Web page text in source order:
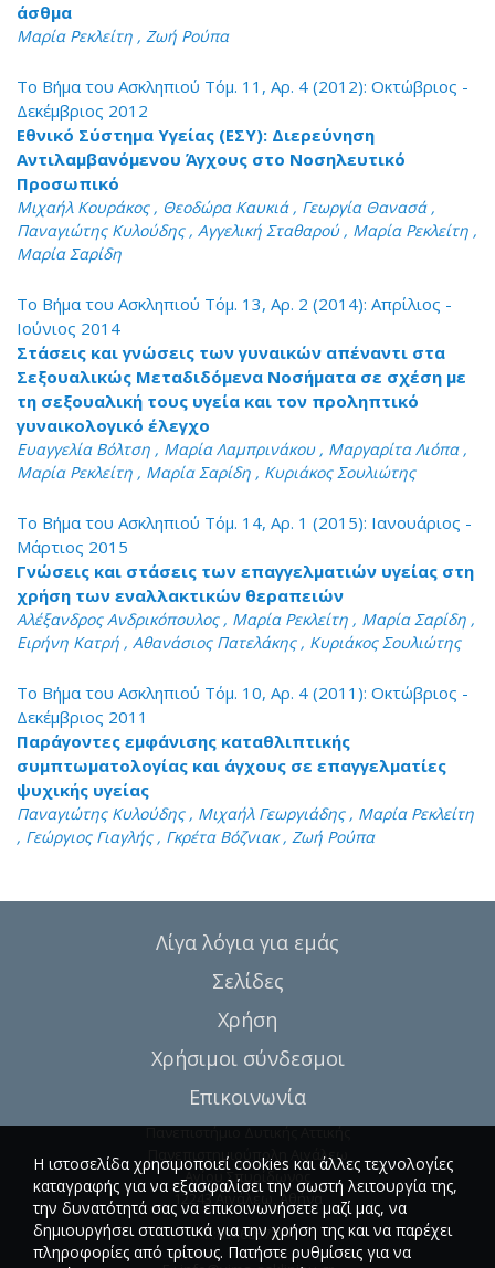
άσθμα
Μαρία Ρεκλείτη , Ζωή Ρούπα
Το Βήμα του Ασκληπιού Τόμ. 11, Αρ. 4 (2012): Οκτώβριος -
Δεκέμβριος 2012
Εθνικό Σύστημα Υγείας (ΕΣΥ): Διερεύνηση
Αντιλαμβανόμενου Άγχους στο Νοσηλευτικό
Προσωπικό
Μιχαήλ Κουράκος , Θεοδώρα Καυκιά , Γεωργία Θανασά ,
Παναγιώτης Κυλούδης , Αγγελική Σταθαρού , Μαρία Ρεκλείτη ,
Μαρία Σαρίδη
Το Βήμα του Ασκληπιού Τόμ. 13, Αρ. 2 (2014): Απρίλιος -
Ιούνιος 2014
Στάσεις και γνώσεις των γυναικών απέναντι στα
Σεξουαλικώς Μεταδιδόμενα Νοσήματα σε σχέση με
τη σεξουαλική τους υγεία και τον προληπτικό
γυναικολογικό έλεγχο
Ευαγγελία Βόλτση , Μαρία Λαμπρινάκου , Μαργαρίτα Λιόπα ,
Μαρία Ρεκλείτη , Μαρία Σαρίδη , Κυριάκος Σουλιώτης
Το Βήμα του Ασκληπιού Τόμ. 14, Αρ. 1 (2015): Ιανουάριος -
Μάρτιος 2015
Γνώσεις και στάσεις των επαγγελματιών υγείας στη
χρήση των εναλλακτικών θεραπειών
Αλέξανδρος Ανδρικόπουλος , Μαρία Ρεκλείτη , Μαρία Σαρίδη ,
Ειρήνη Κατρή , Αθανάσιος Πατελάκης , Κυριάκος Σουλιώτης
Το Βήμα του Ασκληπιού Τόμ. 10, Αρ. 4 (2011): Οκτώβριος -
Δεκέμβριος 2011
Παράγοντες εμφάνισης καταθλιπτικής
συμπτωματολογίας και άγχους σε επαγγελματίες
ψυχικής υγείας
Παναγιώτης Κυλούδης , Μιχαήλ Γεωργιάδης , Μαρία Ρεκλείτη
, Γεώργιος Γιαγλής , Γκρέτα Βόζνιακ , Ζωή Ρούπα
Λίγα λόγια για εμάς
Σελίδες
Χρήση
Χρήσιμοι σύνδεσμοι
Επικοινωνία
Πανεπιστήμιο Δυτικής Αττικής
Πανεπιστημιούπολη Αιγάλεω
Αγίου Σπυρίδωνος
12243 Αιγάλεω, Αθήνα
T.:6946857254
Η ιστοσελίδα χρησιμοποιεί cookies και άλλες τεχνολογίες
καταγραφής για να εξασφαλίσει την σωστή λειτουργία της,
την δυνατότητά σας να επικοινωνήσετε μαζί μας, να
δημιουργήσει στατιστικά για την χρήση της και να παρέχει
πληροφορίες από τρίτους. Πατήστε ρυθμίσεις για να